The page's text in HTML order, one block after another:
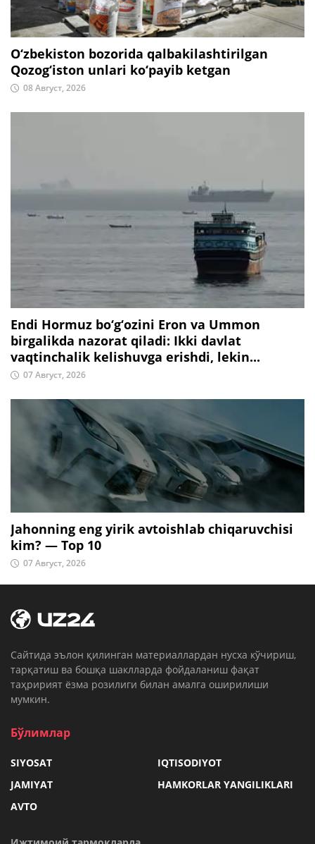
O‘zbekiston bozorida qalbakilashtirilgan
Qozog‘iston unlari ko‘payib ketgan
08 Август, 2026
Endi Hormuz bo‘g‘ozini Eron va Ummon
birgalikda nazorat qiladi: Ikki davlat
vaqtinchalik kelishuvga erishdi, lekin...
07 Август, 2026
Jahonning eng yirik avtoishlab chiqaruvchisi
kim? — Top 10
07 Август, 2026
Cайтида эълон қилинган материаллардан нусха кўчириш,
тарқатиш ва бошқа шаклларда фойдаланиш фақат
таҳририят ёзма розилиги билан амалга оширилиши
мумкин.
Бўлимлар
SIYOSAT
IQTISODIYOT
JAMIYAT
HAMKORLAR YANGILIKLARI
AVTO